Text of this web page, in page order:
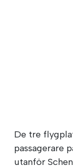
De tre
passagerare
utanför